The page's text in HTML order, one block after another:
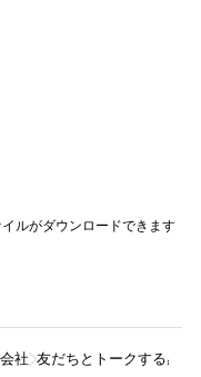
ルがダウンロードできます
社 友だちとトークする感